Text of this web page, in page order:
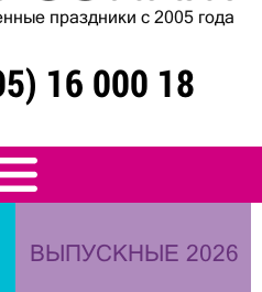
праздники с 2005 года
16 000 18
ВЫПУСКНЫЕ 2026